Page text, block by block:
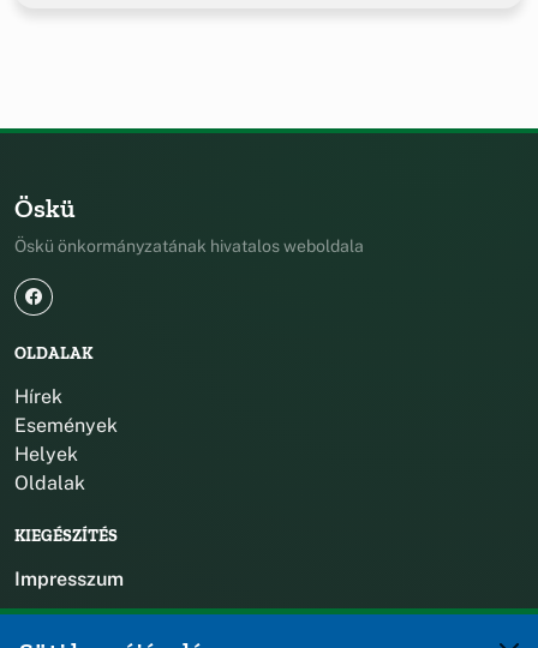
Öskü
Öskü önkormányzatának hivatalos weboldala
OLDALAK
Hírek
Események
Helyek
Oldalak
KIEGÉSZÍTÉS
Impresszum